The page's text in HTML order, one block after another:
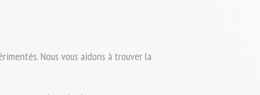
Nous vous aidons à trouver la